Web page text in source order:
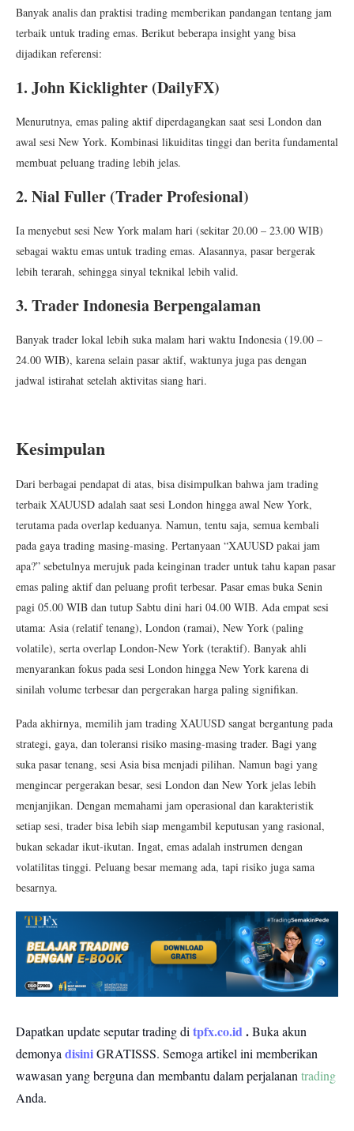
Banyak analis dan praktisi trading memberikan pandangan tentang jam
terbaik untuk trading emas. Berikut beberapa insight yang bisa
dijadikan referensi:
1. John Kicklighter (DailyFX)
Menurutnya, emas paling aktif diperdagangkan saat sesi London dan
awal sesi New York. Kombinasi likuiditas tinggi dan berita fundamental
membuat peluang trading lebih jelas.
2. Nial Fuller (Trader Profesional)
Ia menyebut sesi New York malam hari (sekitar 20.00 – 23.00 WIB)
sebagai waktu emas untuk trading emas. Alasannya, pasar bergerak
lebih terarah, sehingga sinyal teknikal lebih valid.
3. Trader Indonesia Berpengalaman
Banyak trader lokal lebih suka malam hari waktu Indonesia (19.00 –
24.00 WIB), karena selain pasar aktif, waktunya juga pas dengan
jadwal istirahat setelah aktivitas siang hari.
Kesimpulan
Dari berbagai pendapat di atas, bisa disimpulkan bahwa jam trading
terbaik XAUUSD adalah saat sesi London hingga awal New York,
terutama pada overlap keduanya. Namun, tentu saja, semua kembali
pada gaya trading masing-masing. Pertanyaan “XAUUSD pakai jam
apa?” sebetulnya merujuk pada keinginan trader untuk tahu kapan pasar
emas paling aktif dan peluang profit terbesar. Pasar emas buka Senin
pagi 05.00 WIB dan tutup Sabtu dini hari 04.00 WIB. Ada empat sesi
utama: Asia (relatif tenang), London (ramai), New York (paling
volatile), serta overlap London-New York (teraktif). Banyak ahli
menyarankan fokus pada sesi London hingga New York karena di
sinilah volume terbesar dan pergerakan harga paling signifikan.
Pada akhirnya, memilih jam trading XAUUSD sangat bergantung pada
strategi, gaya, dan toleransi risiko masing-masing trader. Bagi yang
suka pasar tenang, sesi Asia bisa menjadi pilihan. Namun bagi yang
mengincar pergerakan besar, sesi London dan New York jelas lebih
menjanjikan. Dengan memahami jam operasional dan karakteristik
setiap sesi, trader bisa lebih siap mengambil keputusan yang rasional,
bukan sekadar ikut-ikutan. Ingat, emas adalah instrumen dengan
volatilitas tinggi. Peluang besar memang ada, tapi risiko juga sama
besarnya.
Dapatkan update seputar trading di tpfx.co.id .Buka akun
demonya disiniGRATISSS. Semoga artikel ini memberikan
wawasan yang berguna dan membantu dalam perjalanan trading
Anda.